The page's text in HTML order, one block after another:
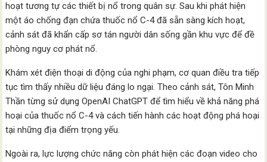
hoạt tương tự các thiết bị nổ trong quân sự. Sau khi phát hiện
một áo chống đạn chứa thuốc nổ C-4 đã sẵn sàng kích hoạt,
cảnh sát đã khẩn cấp sơ tán người dân sống gần khu vực để đề
phòng nguy cơ phát nổ.
Khám xét điện thoại di động của nghi phạm, cơ quan điều tra tiếp
tục tìm thấy nhiều dữ liệu đáng lo ngại. Theo cảnh sát, Tôn Minh
Thần từng sử dụng OpenAI ChatGPT để tìm hiểu về khả năng phá
hoại của thuốc nổ C-4 và cách tiến hành các hoạt động phá hoại
tại những địa điểm trọng yếu.
Ngoài ra, lực lượng chức năng còn phát hiện các đoạn video cho